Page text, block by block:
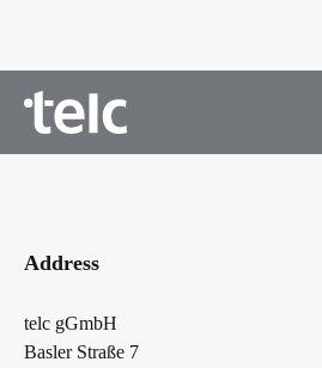
Address
telc gGmbH
Basler Straße 7